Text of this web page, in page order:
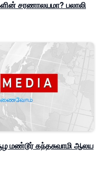
சரணாலயமா? பலாலி
மண்டூர் கந்தசுவாமி ஆலய